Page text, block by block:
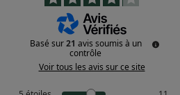
Basé sur21 avis soumis à un
contrôle
Voir tous les avis sur ce site